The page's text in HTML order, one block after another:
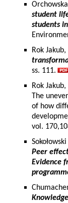
student
students
Rok
ss. 111.
Rok
The
of how
vol.
Peer
Evidence